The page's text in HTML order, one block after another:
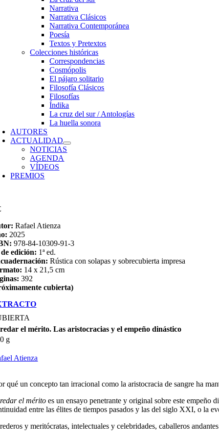
Narrativa
Narrativa Clásicos
Narrativa Contemporánea
Poesía
Textos y Pretextos
Colecciones históricas
Correspondencias
Cosmópolis
El pájaro solitario
Filosofía Clásicos
Filosofías
Índika
La cruz del sur / Antologías
La huella sonora
AUTORES
ACTUALIDAD
NOTICIAS
AGENDA
VÍDEOS
PREMIOS
Rafael Atienza
2025
978-84-10309-91-3
de edición: 1ª ed.
Rústica con solapas y sobrecubierta impresa
14 x 21,5 cm
392
cubierta)
el mérito. Las aristocracias y el empeño dinástico
g
Atienza
qué un concepto tan irracional como la aristocracia de sangre ha
el mérito es un ensayo penetrante y original sobre este empeño
entre las élites de tiempos pasados y las del siglo XXI, o la
y meritócratas, intelectuales y celebridades, caballeros